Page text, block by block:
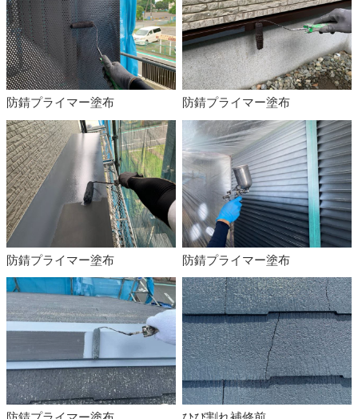
防錆プライマー塗布 防錆プライマー塗布
防錆プライマー塗布 防錆プライマー塗布